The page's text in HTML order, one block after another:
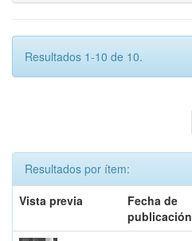
Resultados 1-10 de 10.
Resultados por ítem:
Vista previa
Fecha de
publicación